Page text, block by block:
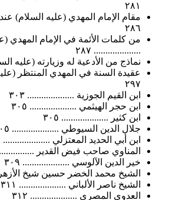
مقام الإمام المهدي (عليه السلام) عند
من كلمات الأئمة في الإمام المهدي (عليه
.................... ٢٨٧
نماذج من الأدعية له وزيارته (عليه السلام)
عقيدة السنة في المهدي المنتظر (عليه
ابن القيم الجوزية .................... ٣٠٣
ابن حجر الهيثمي .................... ٣٠٥
ابن كثير .................... ٣٠٥
جلال الدين السيوطي .................... ٣٠٥
ابن أبي الحديد المعتزلي .................... ٣٠٦
المناوي صاحب فيض القدير .................... ٣٠٨
خير الدين الآلوسي .................... ٣٠٩
الشيخ محمد الخضر حسين شيخ الأزهر
الشيخ ناصر الألباني .................... ٣١١
العدوي المصري .................... ٣١٢